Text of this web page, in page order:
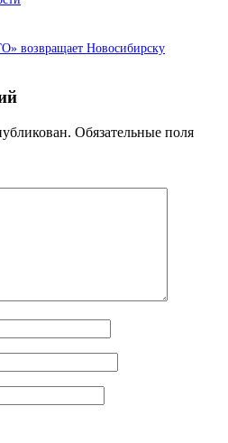
возвращает Новосибирску
Обязательные поля